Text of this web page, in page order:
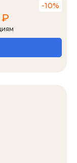
-10%
₽